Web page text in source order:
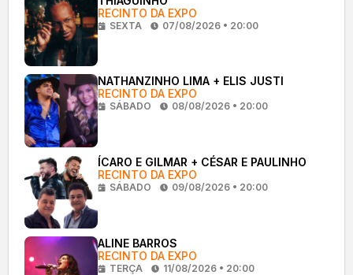
RECINTO DA EXPO
SEXTA 07/08/2026 • 20:00
NATHANZINHO LIMA + ELIS JUSTI
RECINTO DA EXPO
SÁBADO 08/08/2026 • 20:00
ÍCARO E GILMAR + CÉSAR E PAULINHO
RECINTO DA EXPO
SÁBADO 09/08/2026 • 20:00
ALINE BARROS
RECINTO DA EXPO
TERÇA 11/08/2026 • 20:00